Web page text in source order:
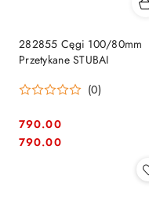
282855 Cęgi 100/80mm
Przetykane STUBAI
(0)
Cena:
790.00
Cena:
790.00